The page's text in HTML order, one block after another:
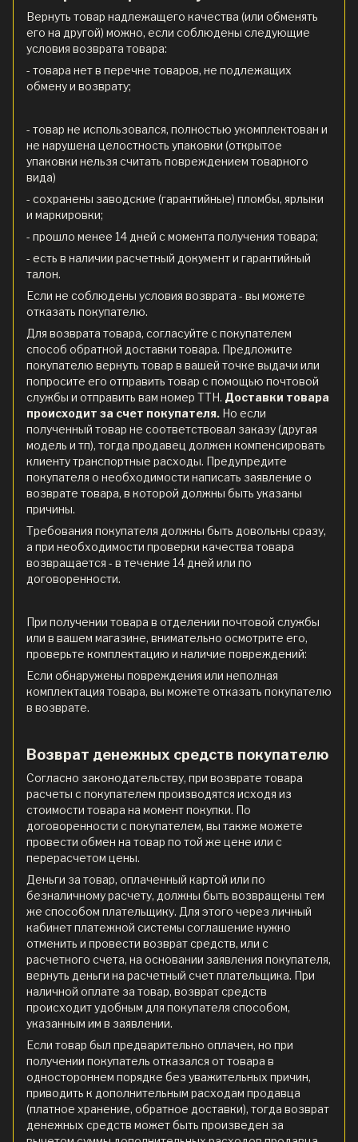
Вернуть товар надлежащего качества (или обменять
его на другой) можно, если соблюдены следующие
условия возврата товара:
- товара нет в перечне товаров, не подлежащих
обмену и возврату;
- товар не использовался, полностью укомплектован и
не нарушена целостность упаковки (открытое
упаковки нельзя считать повреждением товарного
вида)
- сохранены заводские (гарантийные) пломбы, ярлыки
и маркировки;
- прошло менее 14 дней с момента получения товара;
- есть в наличии расчетный документ и гарантийный
талон.
Если не соблюдены условия возврата - вы можете
отказать покупателю.
Для возврата товара, согласуйте с покупателем
способ обратной доставки товара. Предложите
покупателю вернуть товар в вашей точке выдачи или
попросите его отправить товар с помощью почтовой
службы и отправить вам номер ТТН. Доставки товара
происходит за счет покупателя. Но если
полученный товар не соответствовал заказу (другая
модель и тп), тогда продавец должен компенсировать
клиенту транспортные расходы. Предупредите
покупателя о необходимости написать заявление о
возврате товара, в которой должны быть указаны
причины.
Требования покупателя должны быть довольны сразу,
а при необходимости проверки качества товара
возвращается - в течение 14 дней или по
договоренности.
При получении товара в отделении почтовой службы
или в вашем магазине, внимательно осмотрите его,
проверьте комплектацию и наличие повреждений:
Если обнаружены повреждения или неполная
комплектация товара, вы можете отказать покупателю
в возврате.
Возврат денежных средств покупателю
Согласно законодательству, при возврате товара
расчеты с покупателем производятся исходя из
стоимости товара на момент покупки. По
договоренности с покупателем, вы также можете
провести обмен на товар по той же цене или с
перерасчетом цены.
Деньги за товар, оплаченный картой или по
безналичному расчету, должны быть возвращены тем
же способом плательщику. Для этого через личный
кабинет платежной системы соглашение нужно
отменить и провести возврат средств, или с
расчетного счета, на основании заявления покупателя,
вернуть деньги на расчетный счет плательщика. При
наличной оплате за товар, возврат средств
происходит удобным для покупателя способом,
указанным им в заявлении.
Если товар был предварительно оплачен, но при
получении покупатель отказался от товара в
одностороннем порядке без уважительных причин,
приводить к дополнительным расходам продавца
(платное хранение, обратное доставки), тогда возврат
денежных средств может быть произведен за